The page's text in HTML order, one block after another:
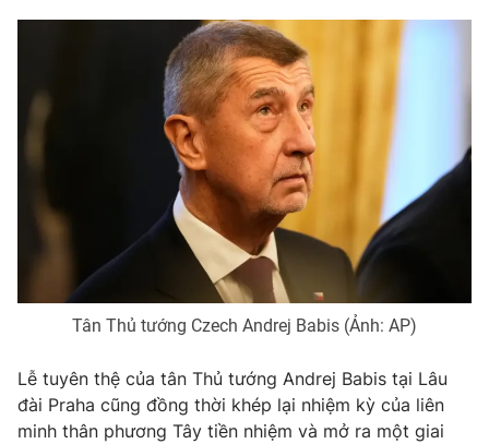
Câu chuyện quốc tế
Góc doanh nghiệp
Dữ liệu và đời sống
Truyền hình
Nhân vật
Khán giả
Giải sao mai
Đời sống
Du lịch
Làm đẹp
Giáo dục
Tuyển sinh
Học trực tuyến
Hitech Công nghệ tương lai
Sản phẩm
Giao lưu trực tuyến
Tân Thủ tướng Czech Andrej Babis (Ảnh: AP)
Lễ tuyên thệ của tân Thủ tướng Andrej Babis tại Lâu
đài Praha cũng đồng thời khép lại nhiệm kỳ của liên
minh thân phương Tây tiền nhiệm và mở ra một giai